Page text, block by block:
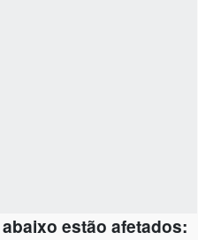
estão afetados: